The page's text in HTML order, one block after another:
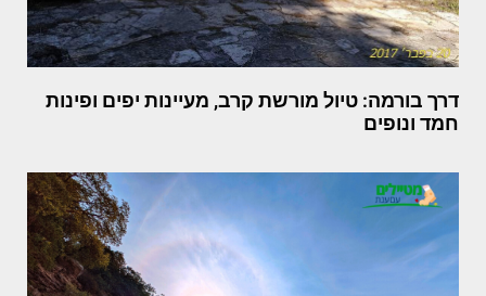
דרך בורמה: טיול מורשת קרב, מעיינות יפים ופינות
חמד ונופים